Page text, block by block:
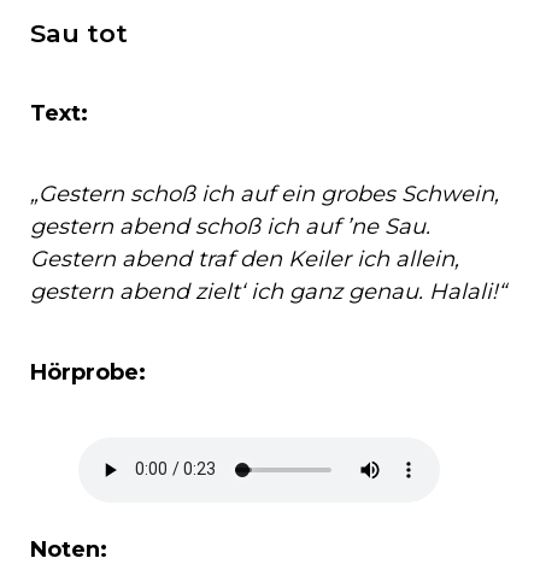
Sau tot
Text:
„Gestern schoß ich auf ein grobes Schwein,
gestern abend schoß ich auf ’ne Sau.
Gestern abend traf den Keiler ich allein,
gestern abend zielt‘ ich ganz genau. Halali!“
Hörprobe:
Noten: